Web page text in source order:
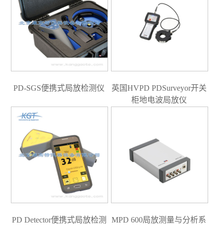
PD-SGS便携式局放检测仪
英国HVPD PDSurveyor开关
柜地电波局放仪
PD Detector便携式局放检测
MPD 600局放测量与分析系